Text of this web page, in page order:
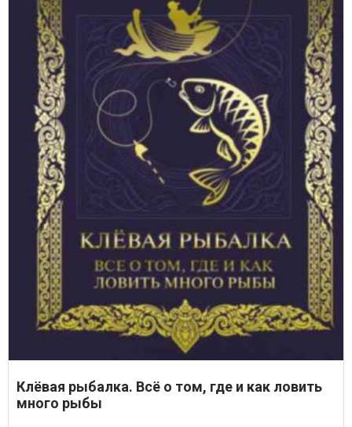
Клёвая рыбалка. Всё о том, где и как ловить
много рыбы